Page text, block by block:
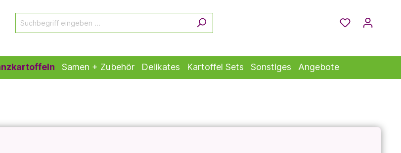
Samen + Zubehör Delikates Kartoffel Sets Sonstiges Angebote